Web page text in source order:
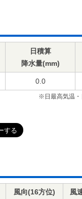
日積算
降水量(mm)
0.0
※日最高気温・
風向(16方位) 風